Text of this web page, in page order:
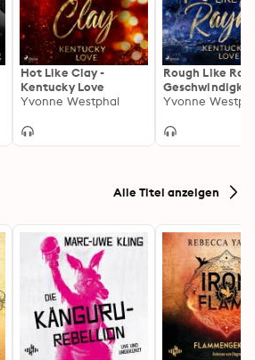
Hot Like Clay -
Kentucky Love
Yvonne Westphal
Rough Like
ch und ein
Angebot: eine
Yvonne
Alle Titel anzeigen